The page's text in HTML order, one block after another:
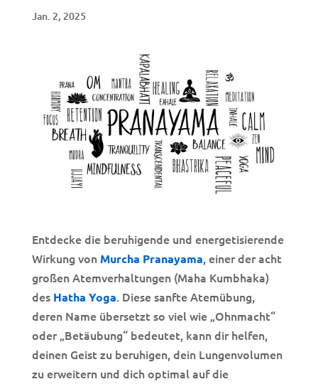
Jan. 2, 2025
Entdecke die beruhigende und energetisierende
Wirkung von Murcha Pranayama, einer der acht
großen Atemverhaltungen (Maha Kumbhaka)
des Hatha Yoga. Diese sanfte Atemübung,
deren Name übersetzt so viel wie „Ohnmacht“
oder „Betäubung“ bedeutet, kann dir helfen,
deinen Geist zu beruhigen, dein Lungenvolumen
zu erweitern und dich optimal auf die